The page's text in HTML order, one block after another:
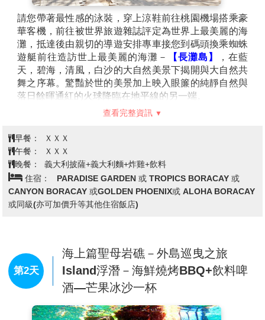
請您帶著最性感的泳裝，穿上涼鞋前往桃園機場搭乘豪
華客機，前往被世界旅遊雜誌評定為世界上最美麗的海
灘，抵達後由親切的導遊安排專車接您到碼頭換乘蜘蛛
遊艇前往造訪世上最美麗的海灘－
【長灘島】
，在藍
天，碧海，清風，白沙的大自然美景下揭開與大自然共
舞之序幕。驚豔於世的美景加上映入眼簾的純靜自然與
落日餘暉通紅的火球降臨在地平線的另一端。
這是長灘島最豐富餐廳吃的所在地喔!各式
日式、菲式、從餐廳到當地小吃豐富程度簡直就是長灘
島的士林夜市一般方便。
PS：碼頭下船處如遇漲潮時需涉水上岸；請事先換好短
褲涼鞋，並建議您的行李愈輕便愈好，旅客需途步趟浪
搭船或下船時，敬請注意海裡的海膽以免被刺傷。
PS：長灘5月至9月均為雨季，吹東南季風，請您隨身攜
查看完整資訊
早餐：
ＸＸＸ
午餐：
ＸＸＸ
晚餐：
義大利披薩+義大利麵+炸雞+飲料
住宿：
PARADISE GARDEN 或 TROPICS BORACAY 或
CANYON BORACAY 或GOLDEN PHOENIX或 ALOHA BORACAY
或同級(亦可加價升等其他住宿飯店)
第2天
海上篇聖母岩礁－外島巡曳之旅
Island浮潛－海鮮燒烤BBQ+飲料啤
酒—芒果冰沙一杯